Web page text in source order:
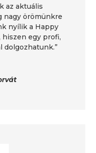
az aktuális
nagy örömünkre
nyílik a Happy
hiszen egy profi,
dolgozhatunk.”